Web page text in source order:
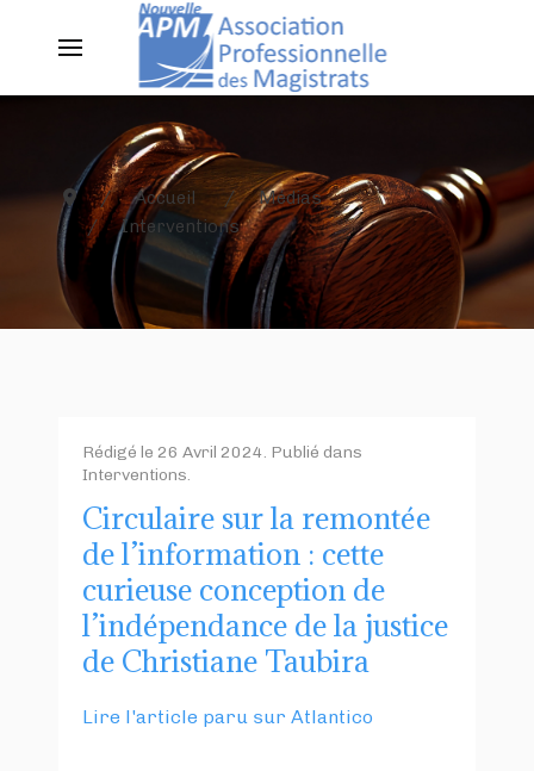
Accueil
Médias
Interventions
Rédigé le 26 Avril 2024. Publié dans
Interventions.
Circulaire sur la remontée
de l’information : cette
curieuse conception de
l’indépendance de la justice
de Christiane Taubira
Lire l'article paru sur Atlantico